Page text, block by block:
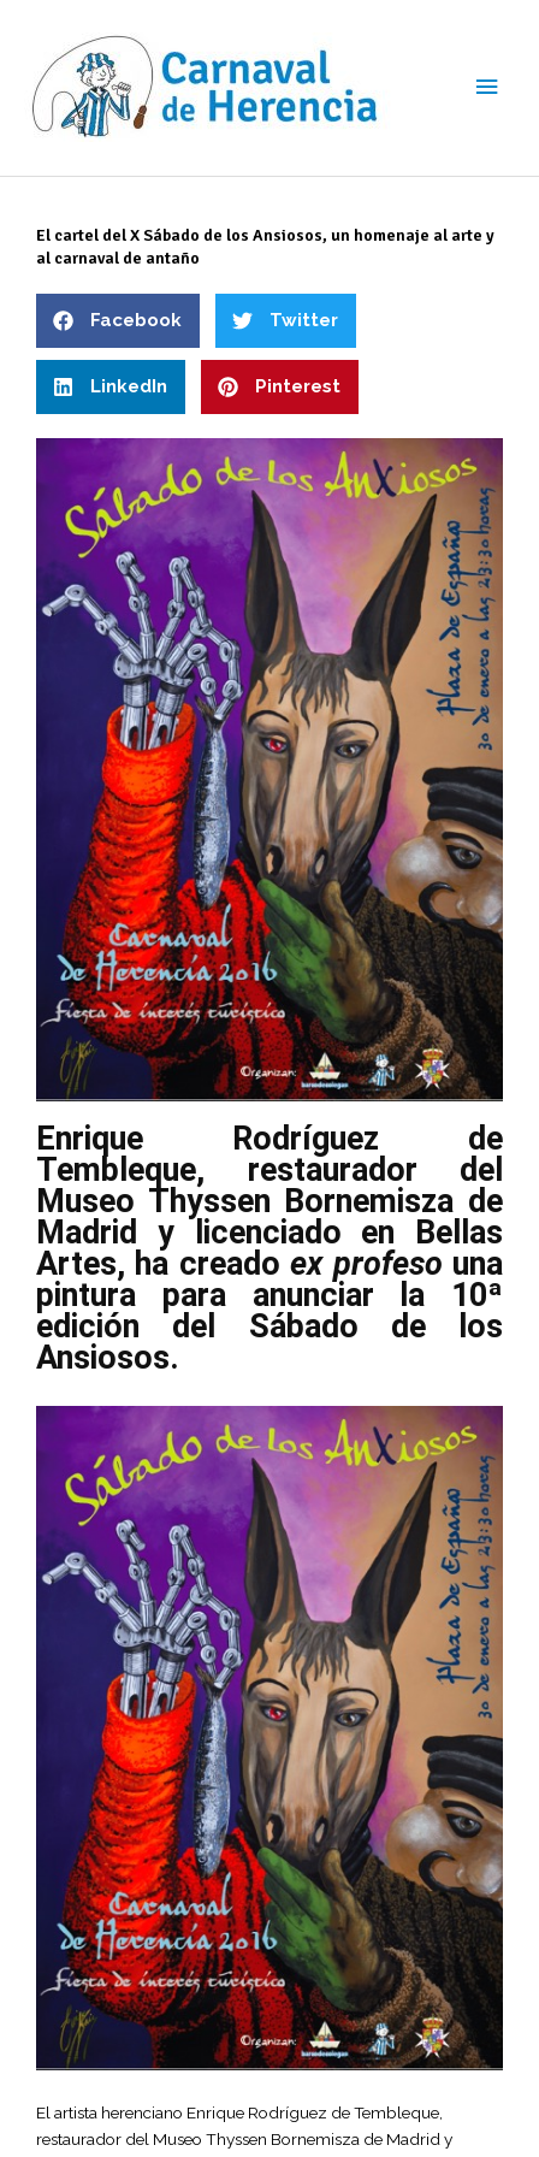
contenido
El cartel del X Sábado de los Ansiosos, un homenaje al arte y
al carnaval de antaño
Facebook Twitter
LinkedIn Pinterest
Enrique Rodríguez de
Tembleque, restaurador del
Museo Thyssen Bornemisza de
Madrid y licenciado en Bellas
Artes, ha creadoex profeso una
pintura para anunciar la 10ª
edición del Sábado de los
Ansiosos.
El artista herenciano Enrique Rodríguez de Tembleque,
restaurador del Museo Thyssen Bornemisza de Madrid y